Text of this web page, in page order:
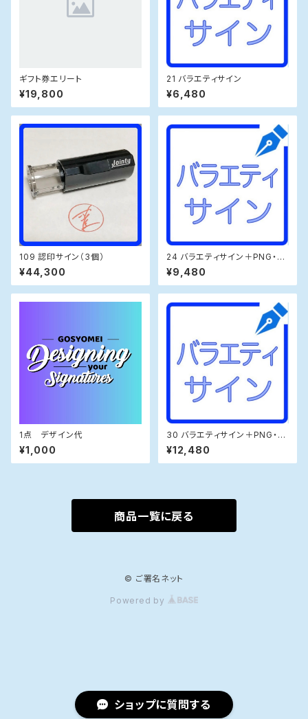
ショップに質問する
ギフト券エリート
¥19,800
21 バラエティサイン
¥6,480
109 認印サイン（3個）
¥44,300
24 バラエティサイン＋PNG・練
習帳
¥9,480
1点 デザイン代
¥1,000
30 バラエティサイン＋PNG・練
習帳＋書き方コツ資料
¥12,480
商品一覧に戻る
© ご署名ネット
Powered by